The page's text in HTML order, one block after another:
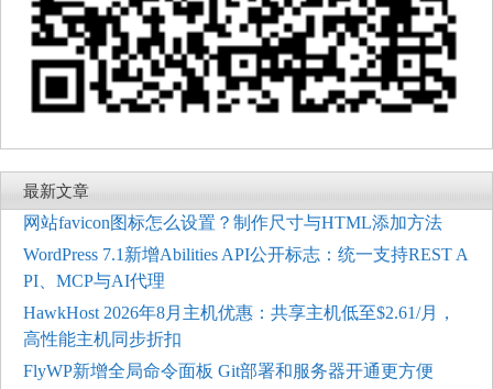
最新文章
网站favicon图标怎么设置？制作尺寸与HTML添加方法
WordPress 7.1新增Abilities API公开标志：统一支持REST A
PI、MCP与AI代理
HawkHost 2026年8月主机优惠：共享主机低至$2.61/月，
高性能主机同步折扣
FlyWP新增全局命令面板 Git部署和服务器开通更方便